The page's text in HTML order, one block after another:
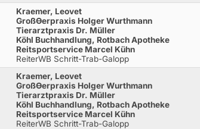
Kraemer, Leovet
GroßƟerpraxis Holger Wurthmann
Tierarztpraxis Dr. Müller
Köhl Buchhandlung, Rotbach Apotheke
Reitsportservice Marcel Kühn
ReiterWB Schritt-Trab-Galopp
Kraemer, Leovet
GroßƟerpraxis Holger Wurthmann
Tierarztpraxis Dr. Müller
Köhl Buchhandlung, Rotbach Apotheke
Reitsportservice Marcel Kühn
ReiterWB Schritt-Trab-Galopp